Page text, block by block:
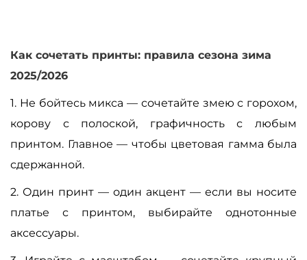
Как сочетать принты: правила сезона зима
2025/2026
1. Не бойтесь микса — сочетайте змею с горохом,
корову с полоской, графичность с любым
принтом. Главное — чтобы цветовая гамма была
сдержанной.
2. Один принт — один акцент — если вы носите
платье с принтом, выбирайте однотонные
аксессуары.